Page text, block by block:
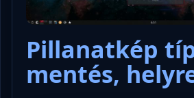
Pillanatkép
mentés,